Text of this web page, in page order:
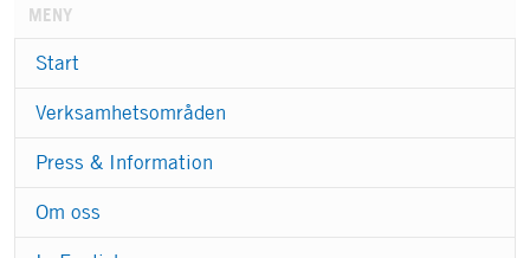
MENY
Start
Verksamhetsområden
Press & Information
Om oss